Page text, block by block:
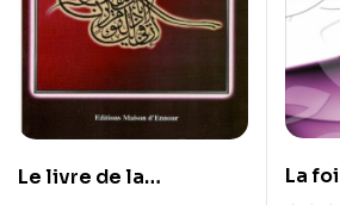
Le livre de la
La